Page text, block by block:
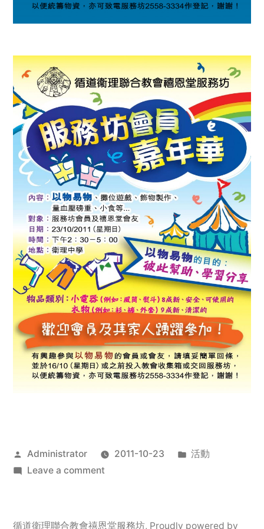
Posted
by
Administrator 2011-10-23
Posted
活動
Leave a commenton
服
循道衛理聯合教會禧恩堂服務坊, Proudly powered by